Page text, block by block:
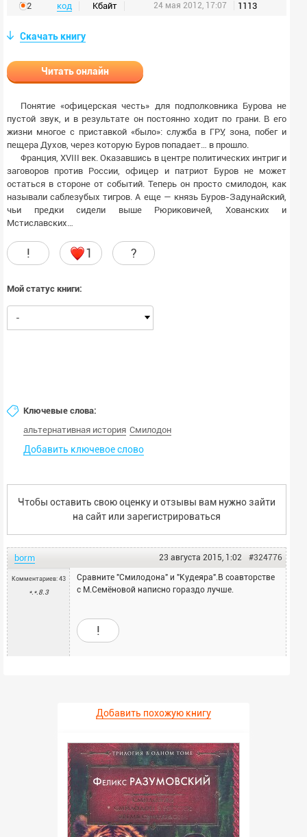
fb2
код
Кбайт
24 мая 2012, 17:07
1113
Скачать книгу
Читать онлайн
Понятие «офицерская честь» для подполковника Бурова не
пустой звук, и в результате он постоянно ходит по грани. В его
жизни многое с приставкой «было»: служба в ГРУ, зона, побег и
пещера Духов, через которую Буров попадает… в прошло.
Франция, XVIII век. Оказавшись в центре политических интриг и
заговоров против России, офицер и патриот Буров не может
остаться в стороне от событий. Теперь он просто смилодон, как
называли саблезубых тигров. А еще — князь Буров-Задунайский,
чьи предки сидели выше Рюриковичей, Хованских и
Мстиславских…
! 1 ?
Мой статус книги:
-
Ключевые слова:
альтернативная история Смилодон
Добавить ключевое слово
Чтобы оставить свою оценку и отзывы вам нужно зайти
на сайт или зарегистрироваться
borm #324776
23 августа 2015, 1:02
Комментариев: 43
*.*.8.3
Сравните "Смилодона" и "Кудеяра".В соавторстве
с М.Семёновой написно гораздо лучше.
!
Добавить похожую книгу